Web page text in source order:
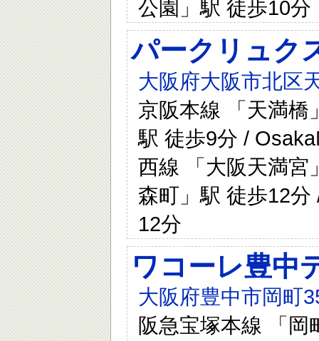
公園」駅 徒歩10分
パークリュク
大阪府大阪市北区
京阪本線 「天満橋
駅 徒歩9分 /
西線 「大阪天満宮
森町」駅 徒歩12
12分
ワコーレ豊中
大阪府豊中市岡町
阪急宝塚本線 「岡